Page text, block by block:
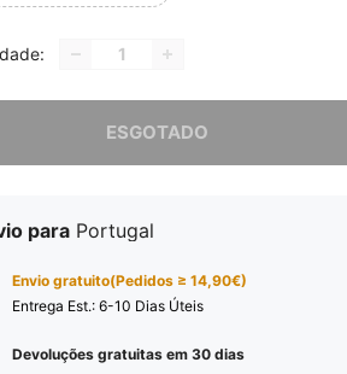
ESGOTADO
para Portugal
Envio gratuito(Pedidos ≥ 14,90€)
Entrega Est.: 6-10 Dias Úteis
Devoluções gratuitas em 30 dias